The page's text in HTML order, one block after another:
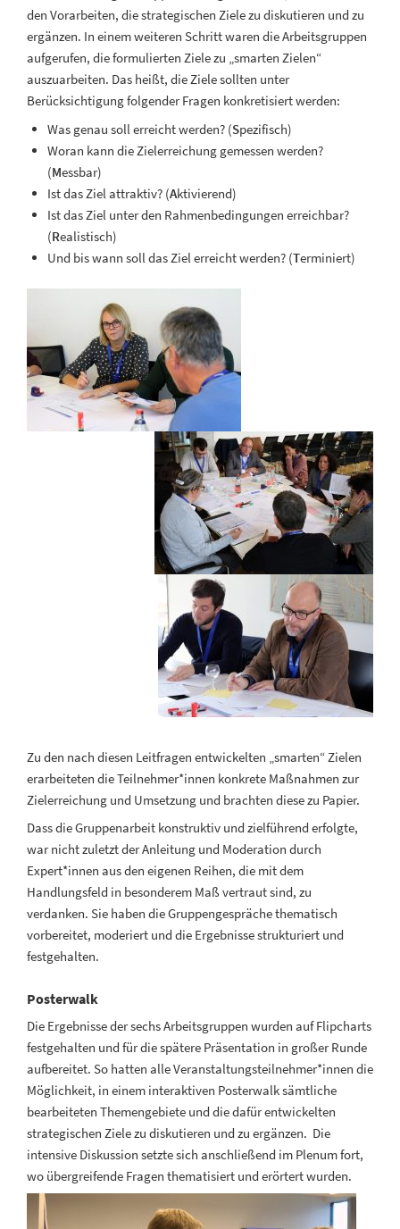
den Vorarbeiten, die strategischen Ziele zu diskutieren und zu
ergänzen. In einem weiteren Schritt waren die Arbeitsgruppen
aufgerufen, die formulierten Ziele zu „smarten Zielen“
auszuarbeiten. Das heißt, die Ziele sollten unter
Berücksichtigung folgender Fragen konkretisiert werden:
Was genau soll erreicht werden? (Spezifisch)
Woran kann die Zielerreichung gemessen werden?
(Messbar)
Ist das Ziel attraktiv? (Aktivierend)
Ist das Ziel unter den Rahmenbedingungen erreichbar?
(Realistisch)
Und bis wann soll das Ziel erreicht werden? (Terminiert)
Zu den nach diesen Leitfragen entwickelten „smarten“ Zielen
erarbeiteten die Teilnehmer*innen konkrete Maßnahmen zur
Zielerreichung und Umsetzung und brachten diese zu Papier.
Dass die Gruppenarbeit konstruktiv und zielführend erfolgte,
war nicht zuletzt der Anleitung und Moderation durch
Expert*innen aus den eigenen Reihen, die mit dem
Handlungsfeld in besonderem Maß vertraut sind, zu
verdanken. Sie haben die Gruppengespräche thematisch
vorbereitet, moderiert und die Ergebnisse strukturiert und
festgehalten.
Posterwalk
Die Ergebnisse der sechs Arbeitsgruppen wurden auf Flipcharts
festgehalten und für die spätere Präsentation in großer Runde
aufbereitet. So hatten alle Veranstaltungsteilnehmer*innen die
Möglichkeit, in einem interaktiven Posterwalk sämtliche
bearbeiteten Themengebiete und die dafür entwickelten
strategischen Ziele zu diskutieren und zu ergänzen. Die
intensive Diskussion setzte sich anschließend im Plenum fort,
wo übergreifende Fragen thematisiert und erörtert wurden.